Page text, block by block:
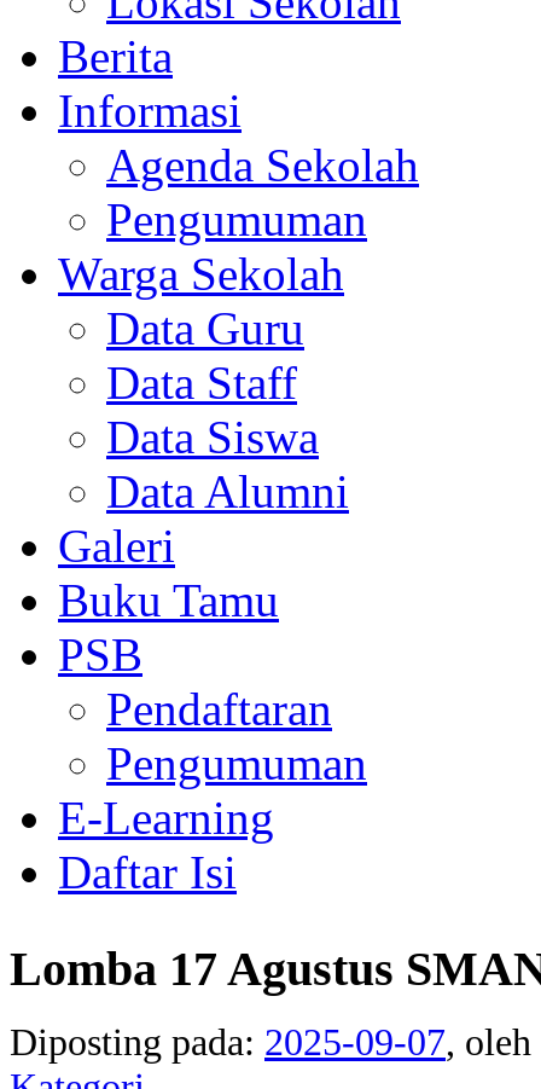
Berita
Informasi
Agenda Sekolah
Pengumuman
Warga Sekolah
Data Guru
Data Staff
Data Siswa
Data Alumni
Galeri
Buku Tamu
PSB
Pendaftaran
Pengumuman
E-Learning
Daftar Isi
Lomba 17 Agustus
Diposting pada: 2025-09-07,